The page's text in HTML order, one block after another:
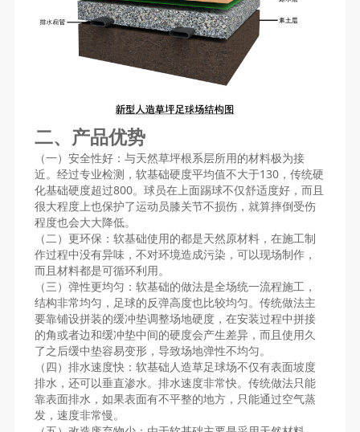
二、产品优势
（一）安全性好：与天然草坪根系层所用的材料极为接
近。经过专业检测，软基础硬度平均值不大于130，传统硬
化基础硬度超过800。球员在上面踢球不仅舒适度好，而且
很大程度上也保护了运动员膝关节不损伤，就算摔倒受伤
程度也会大大降低。
（二）更环保：软基础使用的都是天然原材料，在施工制
作过程中没有异味，不对环境造成污染，可以现场制作，
而且材料都是可循环利用。
（三）弹性更均匀：软基础的做法是全场统一流程施工，
结构非常均匀，足球的反弹高度也比较均匀。传统做法主
要靠铺设拼装的缓冲垫调整场地硬度，在安装过程中拼接
的角或者边和缓冲垫中间的硬度会产生差异，而且使用久
了之后缓中垫容易变形，导致场地弹性不均匀。
（四）排水速度快：软基础人造草足球场不仅有表面坡度
排水，还可以垂直渗水。排水速度非常快。传统做法只能
靠表面排水，如果表面有不平整的地方，只能通过空气蒸
发，速度非常慢。